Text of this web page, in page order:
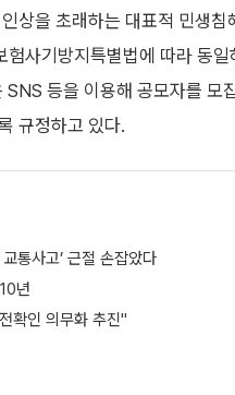
상을 초래하는 대표적 민생침
사기방지특별법에 따라 동
등을 이용해 공모자를 모
규정하고 있다.
통사고’ 근절 손잡았다
년
확인 의무화 추진"